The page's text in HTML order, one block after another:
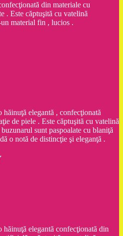
din materiale cu
. Este căptuşită cu vatelină
material fin , lucios .
hăinuţă elegantă , confecţionată
de piele . Este căptuşită cu vatelină
sunt paspoalate cu blaniţă
o notă de distincţie şi eleganţă .
hăinuţă elegantă confecţionată din